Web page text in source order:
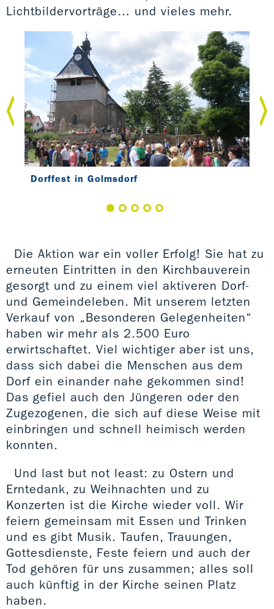
Lichtbildervorträge… und vieles mehr.
Dorffest in Golmsdorf
Die Aktion war ein voller Erfolg! Sie hat zu
erneuten Eintritten in den Kirchbauverein
gesorgt und zu einem viel aktiveren Dorf-
und Gemeindeleben. Mit unserem letzten
Verkauf von „Besonderen Gelegenheiten“
haben wir mehr als 2.500 Euro
erwirtschaftet. Viel wichtiger aber ist uns,
dass sich dabei die Menschen aus dem
Dorf ein einander nahe gekommen sind!
Das gefiel auch den Jüngeren oder den
Zugezogenen, die sich auf diese Weise mit
einbringen und schnell heimisch werden
konnten.
Und last but not least: zu Ostern und
Erntedank, zu Weihnachten und zu
Konzerten ist die Kirche wieder voll. Wir
feiern gemeinsam mit Essen und Trinken
und es gibt Musik. Taufen, Trauungen,
Gottesdienste, Feste feiern und auch der
Tod gehören für uns zusammen; alles soll
auch künftig in der Kirche seinen Platz
haben.